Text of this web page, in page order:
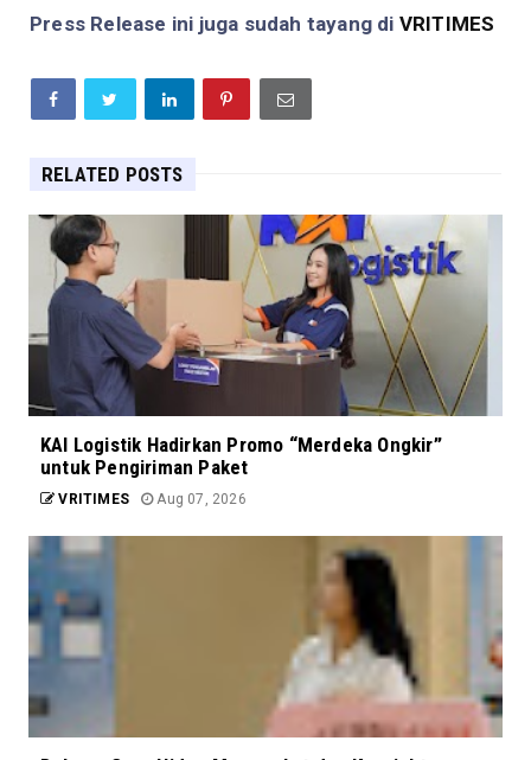
Press Release ini juga sudah tayang di VRITIMES
RELATED POSTS
KAI Logistik Hadirkan Promo “Merdeka Ongkir”
untuk Pengiriman Paket
VRITIMES Aug 07, 2026